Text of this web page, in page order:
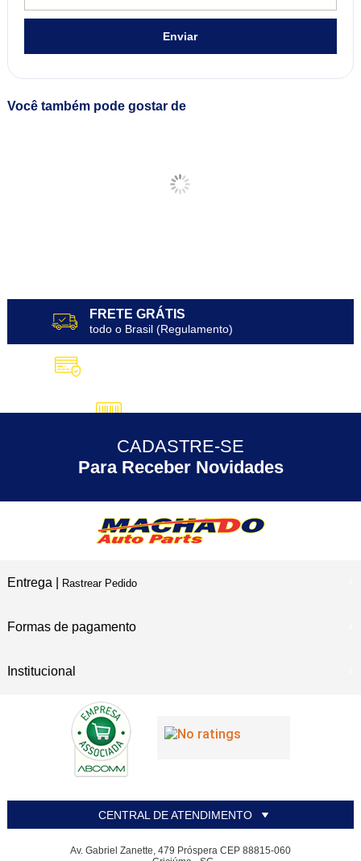
Enviar
Você também pode gostar de
FRETE GRÁTIS
todo o Brasil (Regulamento)
5% DESCONTO no Pix
30 ANOS de Experiência
CADASTRE-SE
Para Receber Novidades
Entrega | Rastrear Pedido
Formas de pagamento
Institucional
CENTRAL DE ATENDIMENTO
Av. Gabriel Zanette, 479 Próspera CEP 88815-060